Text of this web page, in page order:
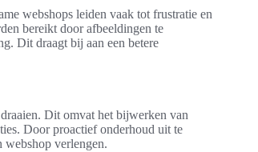
webshops leiden vaak tot frustratie en
bereikt door afbeeldingen te
Dit draagt bij aan een betere
Dit omvat het bijwerken van
Door proactief onderhoud uit te
webshop verlengen.